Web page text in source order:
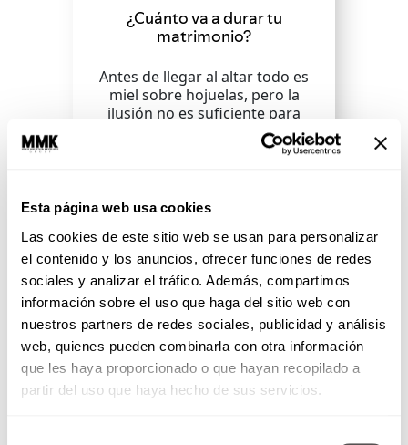
Esta página web usa cookies
Las cookies de este sitio web se usan para personalizar
el contenido y los anuncios, ofrecer funciones de redes
sociales y analizar el tráfico. Además, compartimos
información sobre el uso que haga del sitio web con
nuestros partners de redes sociales, publicidad y análisis
web, quienes pueden combinarla con otra información
que les haya proporcionado o que hayan recopilado a
partir del uso que haya hecho de sus servicios.
¿Cuánto va a durar tu
matrimonio?
Antes de llegar al altar todo es
miel sobre hojuelas, pero la
ilusión no es suficiente para
asegurar que el...